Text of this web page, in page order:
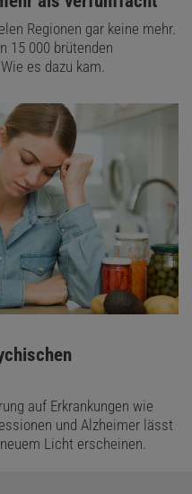
Regionen gar keine mehr.
15 000 brütenden
es dazu kam.
auf Erkrankungen wie
und Alzheimer lässt
Licht erscheinen.